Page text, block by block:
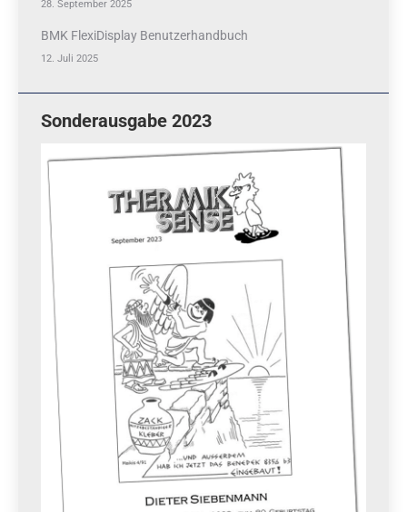
28. September 2025
BMK FlexiDisplay Benutzerhandbuch
12. Juli 2025
Sonderausgabe 2023